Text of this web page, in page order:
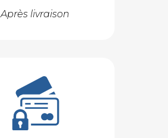
Après livraison